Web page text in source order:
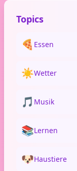
Topics
🍕 Essen
☀️Wetter
🎵 Musik
📚Lernen
🐶Haustiere